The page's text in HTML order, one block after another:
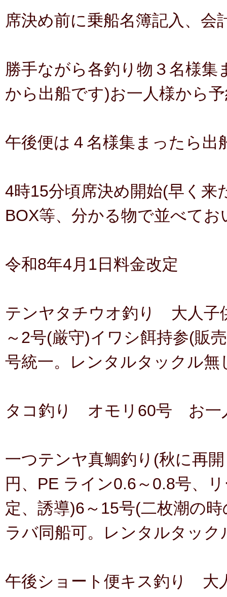
席決め前に乗船名簿記入、会
勝手ながら各釣り物３名様
から出船です)お一人様から
午後便は４名様集まったら出
4時15分頃席決め開始(早く
BOX等、分かる物で並べて
令和8年4月1日料金改定
テンヤタチウオ釣り 大人子
～2号(厳守)イワシ餌持参(販
号統一。レンタルタックル
タコ釣り オモリ60号 お一
一つテンヤ真鯛釣り(秋に再
円、PE ライン0.6～0.8号、
定、誘導)6～15号(二枚潮の
ラバ同船可。レンタルタッ
午後ショート便キス釣り 大